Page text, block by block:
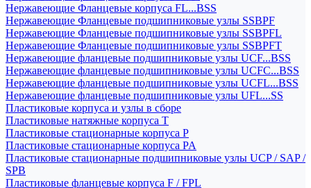
Нержавеющие Фланцевые корпуса FL...BSS
Нержавеющие Фланцевые подшипниковые узлы SSBPF
Нержавеющие Фланцевые подшипниковые узлы SSBPFL
Нержавеющие Фланцевые подшипниковые узлы SSBPFT
Нержавеющие фланцевые подшипниковые узлы UCF...BSS
Нержавеющие фланцевые подшипниковые узлы UCFC...BSS
Нержавеющие фланцевые подшипниковые узлы UCFL...BSS
Нержавеющие фланцевые подшипниковые узлы UFL...SS
Пластиковые корпуса и узлы в сборе
Пластиковые натяжные корпуса T
Пластиковые стационарные корпуса P
Пластиковые стационарные корпуса PA
Пластиковые стационарные подшипниковые узлы UCP / SAP /
SPB
Пластиковые фланцевые корпуса F / FPL